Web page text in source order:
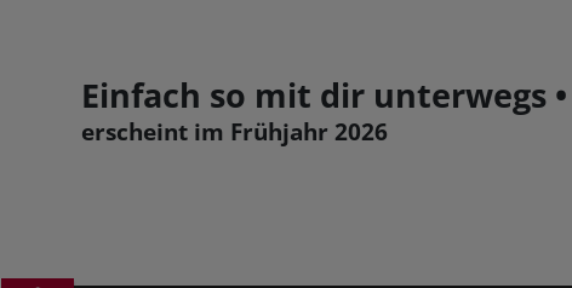
Einfach so mit dir unterwegs
erscheint im Frühjahr 2026